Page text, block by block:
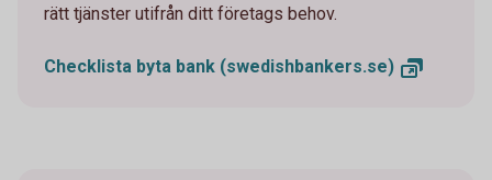
rätt tjänster utifrån ditt företags behov.
Checklista byta bank (swedishbankers.se)